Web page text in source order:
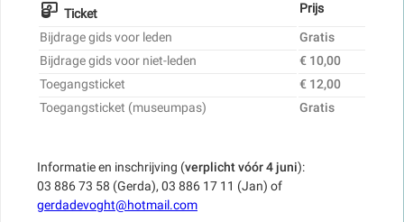
Ticket
Prijs
Bijdrage gids voor leden
Gratis
Bijdrage gids voor niet-leden
€ 10,00
Toegangsticket
€ 12,00
Toegangsticket (museumpas)
Gratis
Informatie en inschrijving (verplicht vóór 4 juni):
03 886 73 58 (Gerda), 03 886 17 11 (Jan) of
gerdadevoght@hotmail.com